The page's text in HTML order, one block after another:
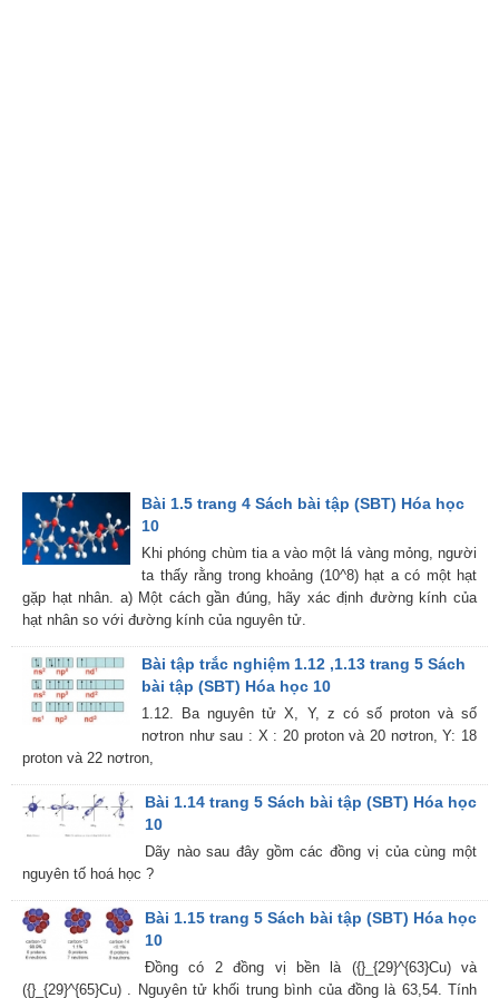
Bài 1.5 trang 4 Sách bài tập (SBT) Hóa học
10
Khi phóng chùm tia a vào một lá vàng mỏng, người
ta thấy rằng trong khoảng (10^8) hạt a có một hạt
gặp hạt nhân. a) Một cách gần đúng, hãy xác định đường kính của
hạt nhân so với đường kính của nguyên tử.
Bài tập trắc nghiệm 1.12 ,1.13 trang 5 Sách
bài tập (SBT) Hóa học 10
1.12. Ba nguyên tử X, Y, z có số proton và số
nơtron như sau : X : 20 proton và 20 nơtron, Y: 18
proton và 22 nơtron,
Bài 1.14 trang 5 Sách bài tập (SBT) Hóa học
10
Dãy nào sau đây gồm các đồng vị của cùng một
nguyên tố hoá học ?
Bài 1.15 trang 5 Sách bài tập (SBT) Hóa học
10
Đồng có 2 đồng vị bền là ({}_{29}^{63}Cu) và
({}_{29}^{65}Cu) . Nguyên tử khối trung bình của đồng là 63,54. Tính